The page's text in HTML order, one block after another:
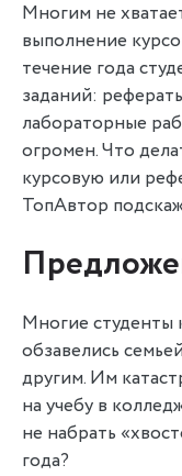
107
82
86
Многим не
выполнение
течение года
заданий:
лабораторные
огромен. Что
курсовую или
ТопАвтор
Многие студенты
обзавелись
другим. Им
на учебу в
не набрать
года?